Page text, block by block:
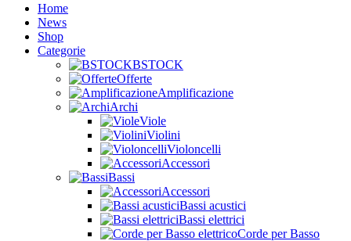
Home
News
Shop
Categorie
BSTOCK
Offerte
Amplificazione
Archi
Viole
Violini
Violoncelli
Accessori
Bassi
Accessori
Bassi acustici
Bassi elettrici
Corde per Basso